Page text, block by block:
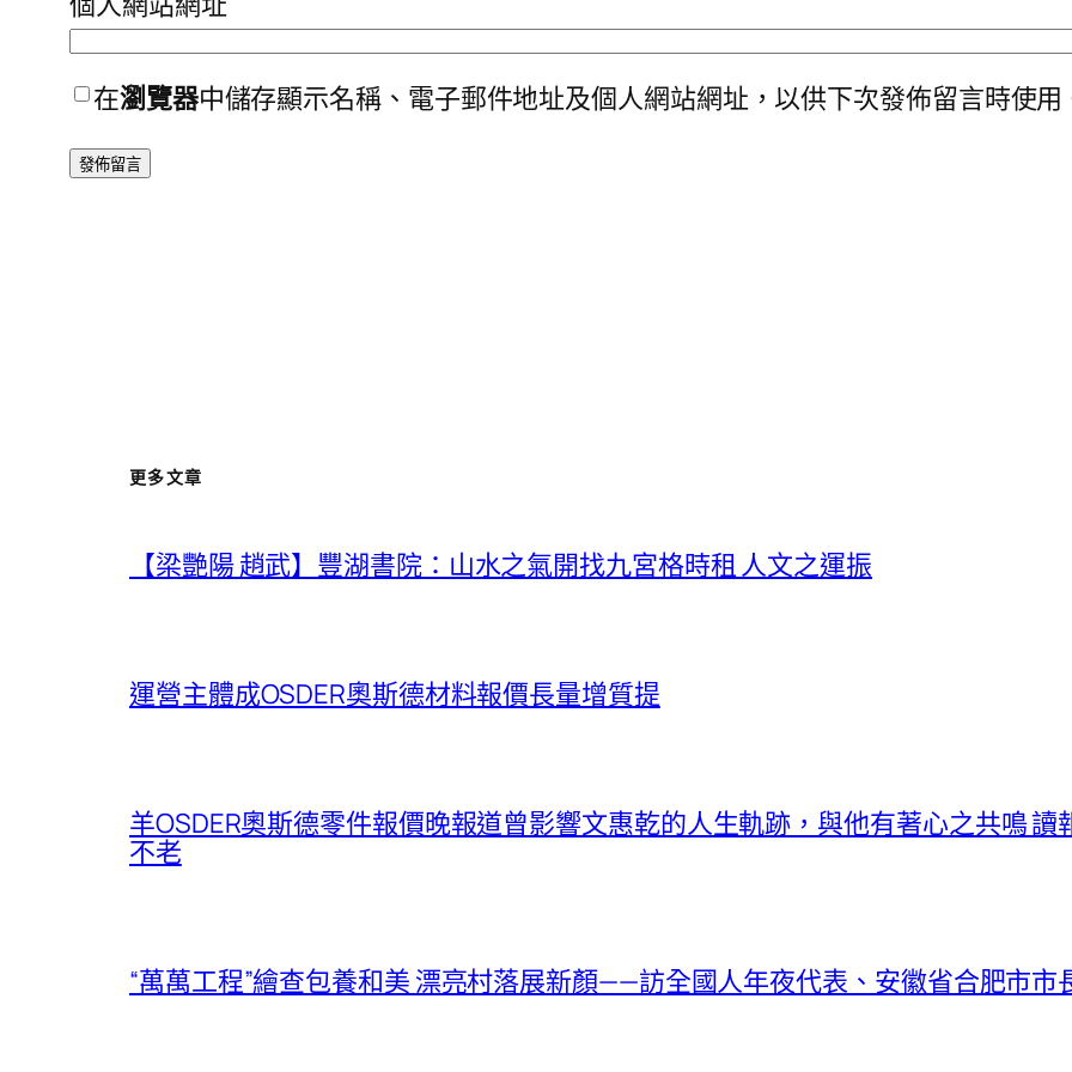
在瀏覽器中儲存顯示名稱、電子郵件地址及個人網站網址，以供下次發佈留言時使用
更多文章
【梁艷陽 趙武】豐湖書院：山水之氣開找九宮格時租 人文之運振
運營主體成OSDER奧斯德材料報價長量增質提
羊OSDER奧斯德零件報價晚報道曾影響文惠乾的人生軌跡，與他有著心之共鳴 讀
不老
“萬萬工程”繪查包養和美 漂亮村落展新顏——訪全國人年夜代表、安徽省合肥市市